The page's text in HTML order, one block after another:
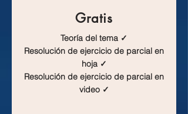
Gratis
Teoría del tema ✓
Resolución de ejercicio de parcial en
hoja ✓
Resolución de ejercicio de parcial en
video ✓